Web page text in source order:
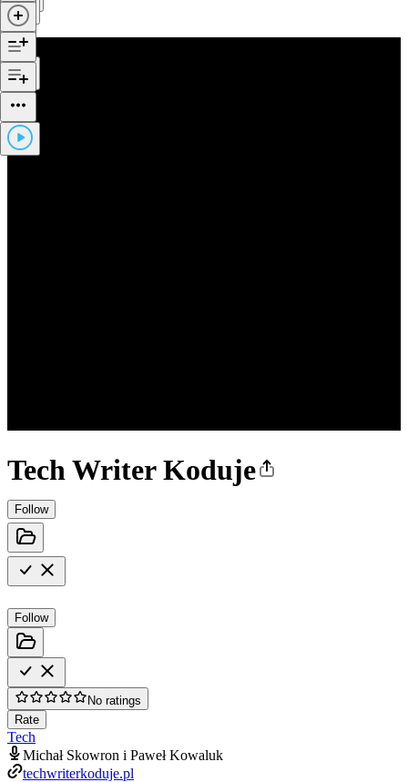
Tech Writer Koduje
Follow
Follow
No ratings
Rate
Tech
Michał Skowron i Paweł Kowaluk
techwriterkoduje.pl